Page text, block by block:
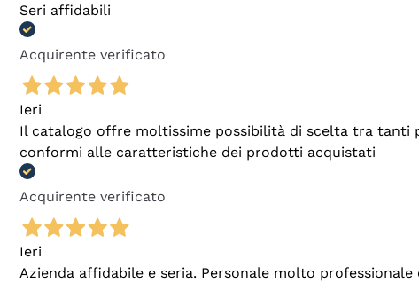
Seri affidabili
Acquirente verificato
Ieri
Il catalogo offre moltissime possibilità di scelta tra tanti
conformi alle caratteristiche dei prodotti acquistati
Acquirente verificato
Ieri
Azienda affidabile e seria. Personale molto